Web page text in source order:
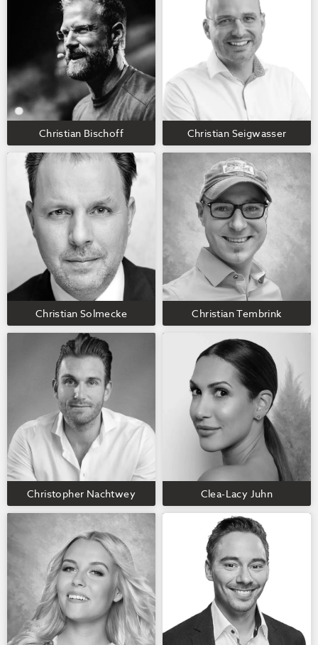
Christian Bischoff Christian Seigwasser
Christian Solmecke Christian Tembrink
Christopher Nachtwey Clea-Lacy Juhn